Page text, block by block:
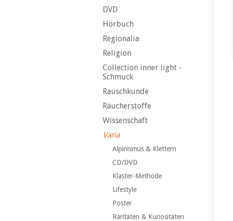
DVD
Hörbuch
Regionalia
Religion
Collection inner light -
Schmuck
Rauschkunde
Räucherstoffe
Wissenschaft
Varia
Alpinismus & Klettern
CD/DVD
Klaster-Methode
Lifestyle
Poster
Raritäten & Kuriositäten